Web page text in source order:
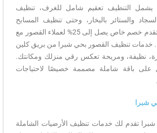
يشمل التنظيف تعقيم شامل للغرف، تنظيف
والستائر بالبخار، وحتى تنظيف المسابح
والخزانات. شركتنا تقدم خصم خاص يصل إلى 25% لعملاء القصور مع
خدمات تنظيف القصور بحي شبرا من بريق كلين
نظيفة، ومريحة تعكس رقي منزلك ومكانتك.
على باقة شاملة مصممة خصيصًا لاحتياجات
شبرا
تقدم لك خدمات تنظيف الأرضيات الشاملة